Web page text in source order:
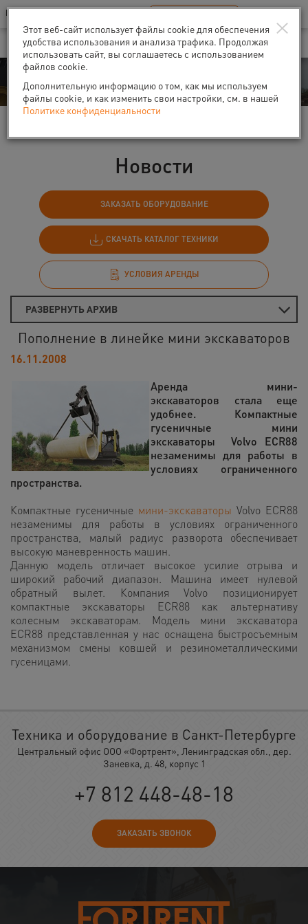
Ваш город:Санкт-Петербург
В Вашем регионе нет наших офисов RU EN
События
Новости
ЗАКАЗАТЬ ОБОРУДОВАНИЕ
СКАЧАТЬ КАТАЛОГ ТЕХНИКИ
УСЛОВИЯ АРЕНДЫ
РАЗВЕРНУТЬ АРХИВ
Пополнение в линейке мини экскаваторов
16.11.2008
Аренда мини-
экскаваторов стала еще
удобнее. Компактные
гусеничные мини
экскаваторы Volvo ECR88
незаменимы для работы в
условиях ограниченного
пространства.
Компактные гусеничные мини-экскаваторы Volvo ECR88
незаменимы для работы в условиях ограниченного
пространства, малый радиус разворота обеспечивает
высокую маневренность машин.
Данную модель отличает высокое усилие отрыва и
широкий рабочий диапазон. Машина имеет нулевой
обратный вылет. Компания Volvo позиционирует
компактные экскаваторы ECR88 как альтернативу
колесным экскаваторам. Модель мини экскаватора
ECR88 представленная у нас оснащена быстросъемным
механизмом смены ковшей и резинометаллическими
гусеницами.
Техника и оборудование в Санкт-Петербурге
Центральный офис ООО «Фортрент», Ленинградская обл., дер.
Заневка, д. 48, корпус 1
+7 812 448-48-18
ЗАКАЗАТЬ ЗВОНОК
×
Этот веб-сайт использует файлы cookie для обеспечения
удобства использования и анализа трафика. Продолжая
использовать сайт, вы соглашаетесь с использованием
файлов cookie.
Дополнительную информацию о том, как мы используем
файлы cookie, и как изменить свои настройки, см. в нашей
Политике конфиденциальности